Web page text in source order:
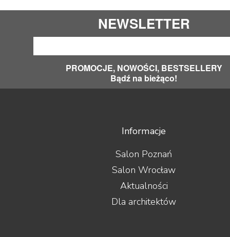
NEWSLETTER
PROMOCJE, NOWOŚCI, BESTSELLERY
Bądź na bieżąco!
Informacje
Salon Poznań
Salon Wrocław
Aktualności
Dla architektów